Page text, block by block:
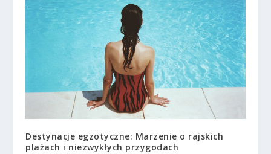
Destynacje egzotyczne: Marzenie o rajskich
plażach i niezwykłych przygodach